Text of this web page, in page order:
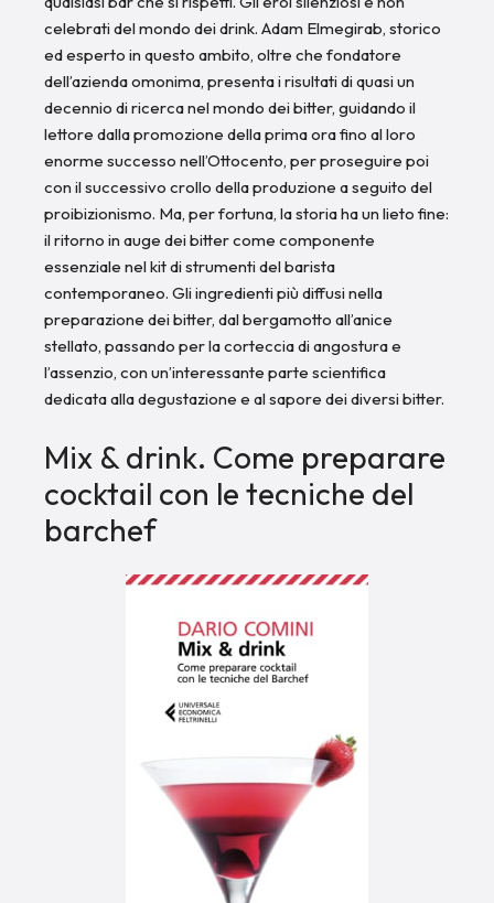
celebrati del mondo dei drink. Adam Elmegirab, storico
ed esperto in questo ambito, oltre che fondatore
dell’azienda omonima, presenta i risultati di quasi un
decennio di ricerca nel mondo dei bitter, guidando il
lettore dalla promozione della prima ora fino al loro
enorme successo nell’Ottocento, per proseguire poi
con il successivo crollo della produzione a seguito del
proibizionismo. Ma, per fortuna, la storia ha un lieto fine:
il ritorno in auge dei bitter come componente
essenziale nel kit di strumenti del barista
contemporaneo. Gli ingredienti più diffusi nella
preparazione dei bitter, dal bergamotto all’anice
stellato, passando per la corteccia di angostura e
l’assenzio, con un’interessante parte scientifica
dedicata alla degustazione e al sapore dei diversi bitter.
Mix & drink. Come preparare
cocktail con le tecniche del
barchef